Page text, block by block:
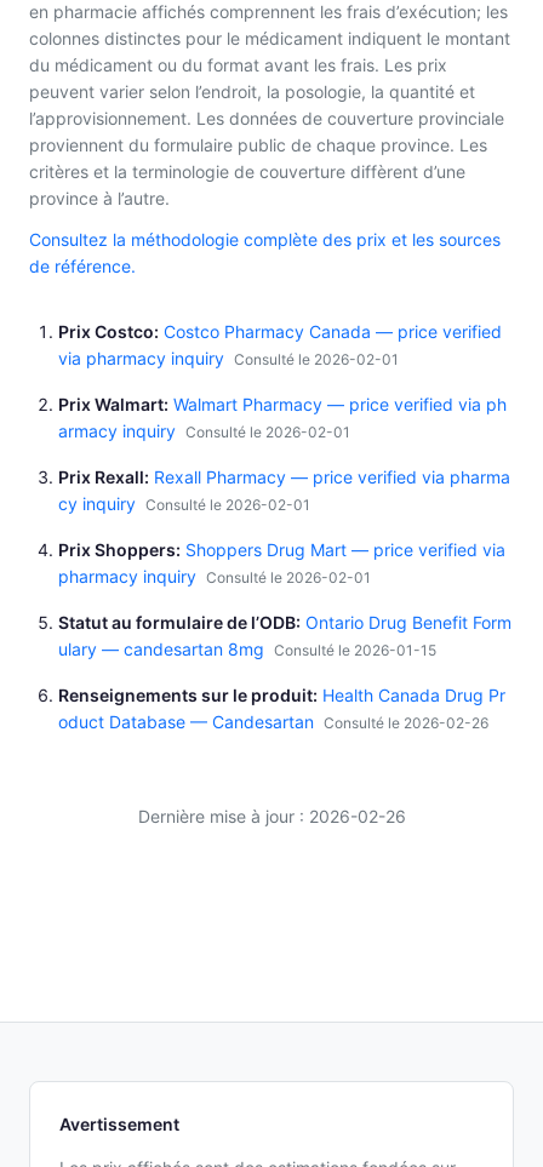
en pharmacie affichés comprennent les frais d’exécution; les
colonnes distinctes pour le médicament indiquent le montant
du médicament ou du format avant les frais. Les prix
peuvent varier selon l’endroit, la posologie, la quantité et
l’approvisionnement. Les données de couverture provinciale
proviennent du formulaire public de chaque province. Les
critères et la terminologie de couverture diffèrent d’une
province à l’autre.
Consultez la méthodologie complète des prix et les sources
de référence.
Prix Costco Costco Pharmacy Canada — price verified
via pharmacy inquiry Consulté le 2026-02-01
Prix Walmart Walmart Pharmacy — price verified via ph
armacy inquiry Consulté le 2026-02-01
Prix Rexall Rexall Pharmacy — price verified via pharma
cy inquiry Consulté le 2026-02-01
Prix Shoppers Shoppers Drug Mart — price verified via
pharmacy inquiry Consulté le 2026-02-01
Statut au formulaire de l’ODB Ontario Drug Benefit Form
ulary — candesartan 8mg Consulté le 2026-01-15
Renseignements sur le produit Health Canada Drug Pr
oduct Database — Candesartan Consulté le 2026-02-26
Dernière mise à jour : 2026-02-26
Avertissement